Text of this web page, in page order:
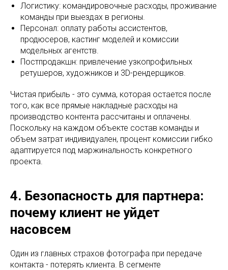
Логистику: командировочные расходы, проживание
команды при выездах в регионы.
Персонал: оплату работы ассистентов,
продюсеров, кастинг моделей и комиссии
модельных агентств.
Постпродакшн: привлечение узкопрофильных
ретушеров, художников и 3D-рендерщиков.
Чистая прибыль - это сумма, которая остается после
того, как все прямые накладные расходы на
производство контента рассчитаны и оплачены.
Поскольку на каждом объекте состав команды и
объем затрат индивидуален, процент комиссии гибко
адаптируется под маржинальность конкретного
проекта.
4. Безопасность для партнера:
почему клиент не уйдет
насовсем
Один из главных страхов фотографа при передаче
контакта - потерять клиента. В сегменте